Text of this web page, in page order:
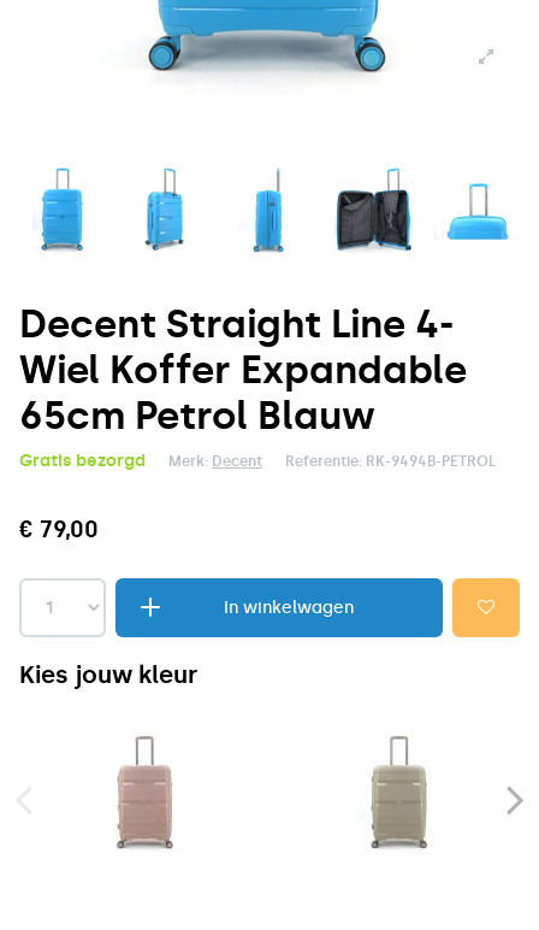
Decent Straight Line 4-
Wiel Koffer Expandable
65cm Petrol Blauw
Gratis bezorgd Merk: Decent Referentie: RK-9494B-PETROL
€ 79,00
In winkelwagen
Kies jouw kleur